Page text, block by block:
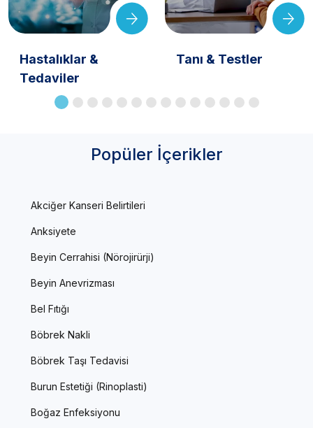
Hastalıklar &
Tedaviler
Tanı & Testler
Popüler İçerikler
Akciğer Kanseri Belirtileri
Anksiyete
Beyin Cerrahisi (Nörojirürji)
Beyin Anevrizması
Bel Fıtığı
Böbrek Nakli
Böbrek Taşı Tedavisi
Burun Estetiği (Rinoplasti)
Boğaz Enfeksiyonu